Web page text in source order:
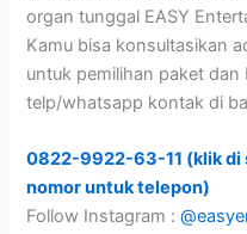
organ tunggal EASY
Kamu bisa konsultasikan
untuk pemilihan paket dan
telp/whatsapp kontak di
0822-9922-63-11 (klik di
nomor untuk telepon)
Follow Instagram :